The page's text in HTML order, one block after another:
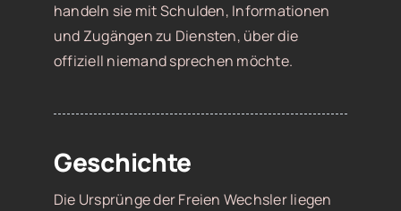
handeln sie mit Schulden, Informationen
und Zugängen zu Diensten, über die
offiziell niemand sprechen möchte.
Geschichte
Die Ursprünge der Freien Wechsler liegen